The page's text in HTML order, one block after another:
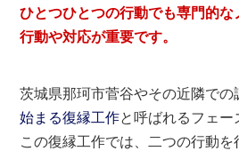
ひとつひとつの行動でも専門的な
行動や対応が重要です。
茨城県那珂市菅谷やその近隣での
始まる復縁工作と呼ばれるフェー
この復縁工作では、二つの行動を